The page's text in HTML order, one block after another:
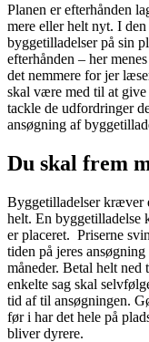
Planen er efterhånden
mere eller helt nyt. I
byggetilladelser på sin
efterhånden – her
det nemmere for jer
skal være med til at give
tackle de udfordringer
ansøgning af
Du skal frem
Byggetilladelser kræver
helt. En byggetilladelse
er placeret. Priserne
tiden på jeres
måneder. Betal helt
enkelte sag skal
tid af til ansøgningen.
før i har det hele på
bliver dyrere.